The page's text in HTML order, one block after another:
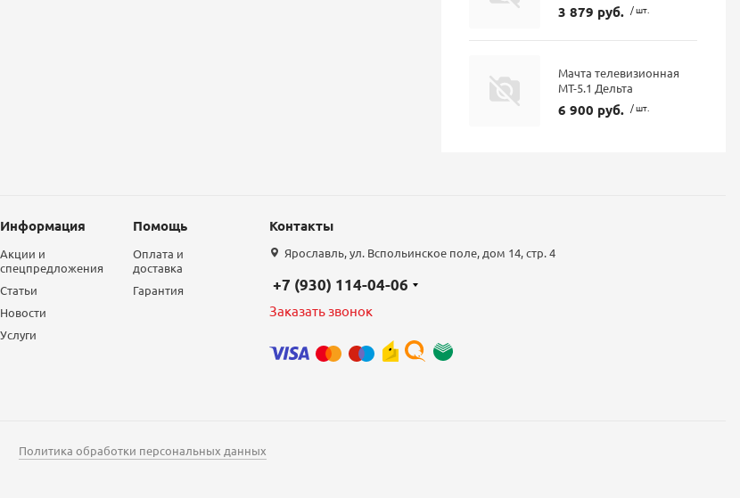
3 879 руб. / шт.
Мачта телевизионная
МТ-5.1 Дельта
6 900 руб. / шт.
Информация
Акции и
спецпредложения
Статьи
Новости
Услуги
Помощь
Оплата и
доставка
Гарантия
Контакты
Ярославль, ул. Вспольинское поле, дом 14, стр. 4
+7 (930) 114-04-06
Заказать звонок
Политика обработки персональных данных